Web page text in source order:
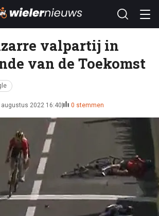
valpartij in
van de Toekomst
augustus 2022 16:40 0 stemmen